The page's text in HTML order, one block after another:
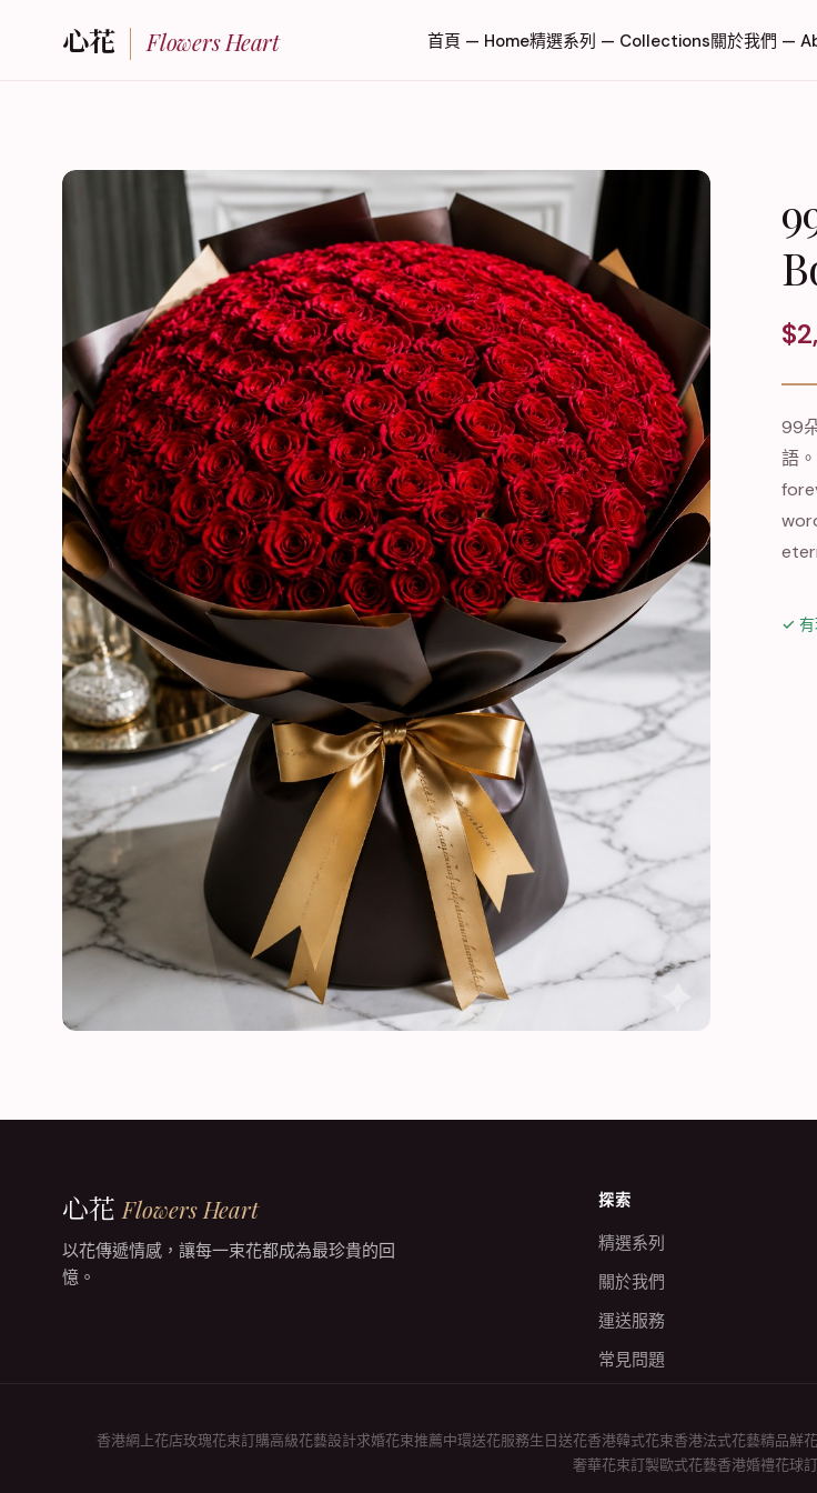
心花 Flowers Heart 首頁 — Home精選系列 — Collections關於我們 —
$
99
語
✓ 有
心花 Flowers Heart
以花傳遞情感，讓每一束花都成為最珍貴的回
憶。
探索
精選系列
關於我們
運送服務
常見問題
香港網上花店玫瑰花束訂購高級花藝設計求婚花束推薦中環送花服務生日送花香港韓式花束香港法式花藝精品鮮
奢華花束訂製歐式花藝香港婚禮花球